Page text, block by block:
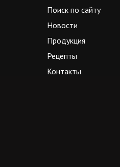
Поиск по сайту
Новости
Продукция
Рецепты
Контакты